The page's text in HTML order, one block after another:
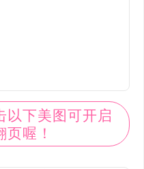
以下美图可开启
喔！